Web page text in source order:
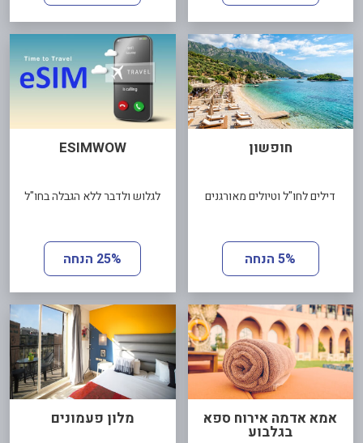
חופשון
דילים לחו"ל וטיולים מאורגנים
5% הנחה
ESIMWOW
לגלוש ולדבר ללא הגבלה בחו"ל
25% הנחה
אמא אדמה אירוח ספא
בגלבוע
מלון פעמונים